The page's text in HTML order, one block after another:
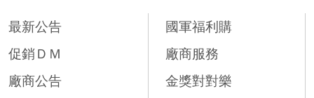
最新公告
促銷ＤＭ
廠商公告
國軍福利購
廠商服務
金獎對對樂